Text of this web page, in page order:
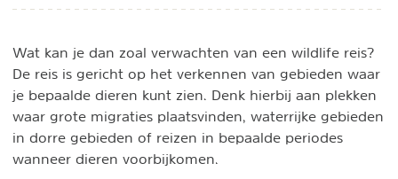
Wat kan je dan zoal verwachten van een wildlife reis?
De reis is gericht op het verkennen van gebieden waar
je bepaalde dieren kunt zien. Denk hierbij aan plekken
waar grote migraties plaatsvinden, waterrijke gebieden
in dorre gebieden of reizen in bepaalde periodes
wanneer dieren voorbijkomen.